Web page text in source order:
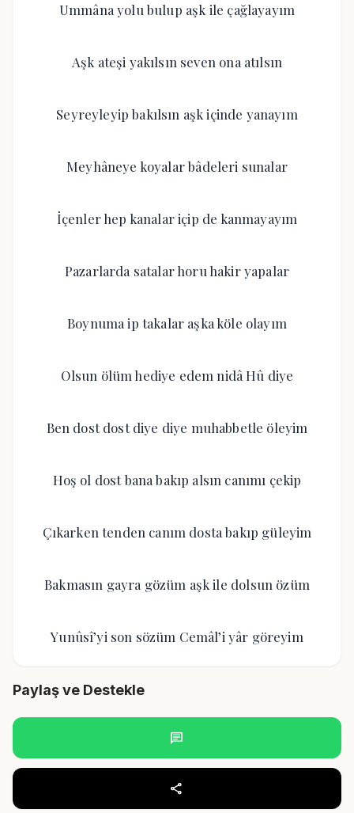
Ummâna yolu bulup aşk ile çağlayayım
Aşk ateşi yakılsın seven ona atılsın
Seyreyleyip bakılsın aşk içinde yanayım
Meyhâneye koyalar bâdeleri sunalar
İçenler hep kanalar içip de kanmayayım
Pazarlarda satalar horu hakir yapalar
Boynuma ip takalar aşka köle olayım
Olsun ölüm hediye edem nidâ Hû diye
Ben dost dost diye diye muhabbetle öleyim
Hoş ol dost bana bakıp alsın canımı çekip
Çıkarken tenden canım dosta bakıp güleyim
Bakmasın gayra gözüm aşk ile dolsun özüm
Yunûsî’yi son sözüm Cemâl’i yâr göreyim
Paylaş ve Destekle
chat
share